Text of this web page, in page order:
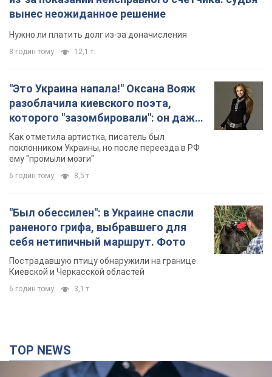
вынес неожиданное решение
Нужно ли платить долг из-за доначисления
8 годин тому 12,1 т.
"Это Украина напала!" Оксана Вояж
разоблачила киевского поэта,
которого "зазомбировали": он даже
русского не знал, а теперь хочет
геноцида украинцев
Как отметила артистка, писатель был
поклонником Украины, но после переезда в РФ
ему "промыли мозги"
6 годин тому 8,5 т.
"Был обессилен": в Украине спасли
раненого грифа, выбравшего для
себя нетипичный маршрут. Фото
Пострадавшую птицу обнаружили на границе
Киевской и Черкасской областей
6 годин тому 3,1 т.
TOP NEWS